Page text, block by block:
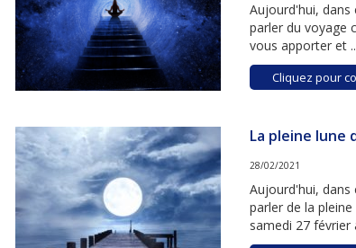
Aujourd'hui, dans
parler du voyage
vous apporter et
Cliquez pour
La pleine lune
28/02/2021
Aujourd'hui, dans
parler de la
samedi 27 février